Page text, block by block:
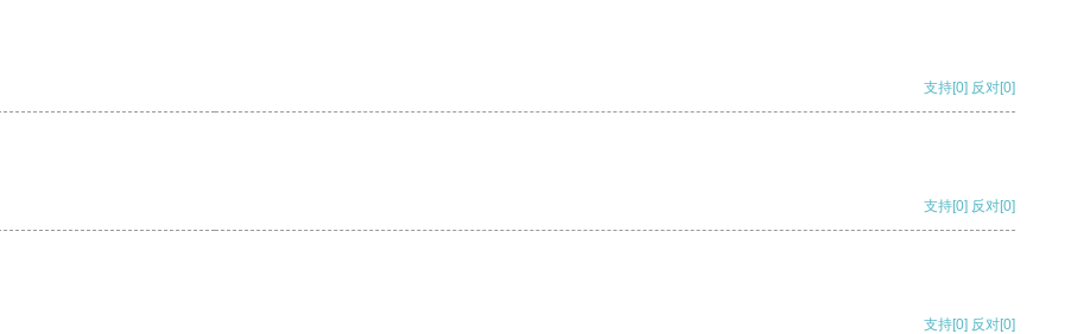
支持[0] 反对[0]
支持[0] 反对[0]
支持[0] 反对[0]